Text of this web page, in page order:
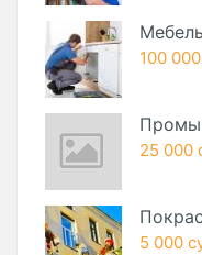
100
25 000
5 000